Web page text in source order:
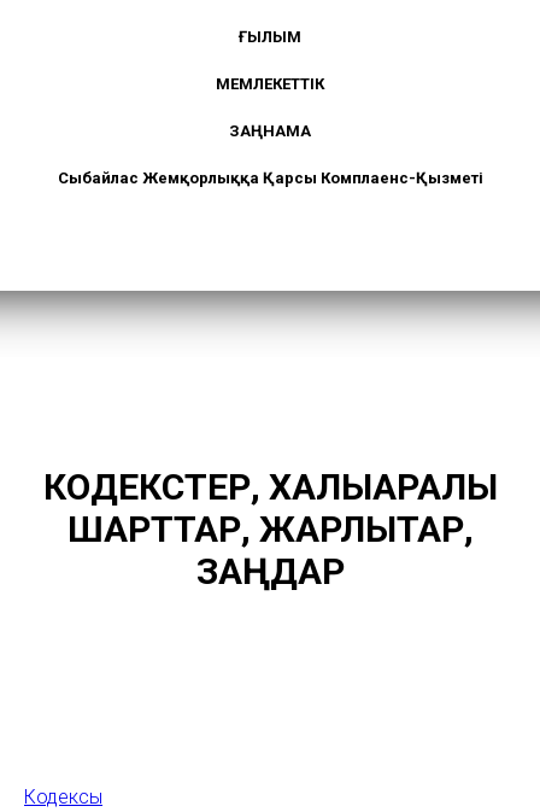
ҒЫЛЫМ
МЕМЛЕКЕТТІК
ЗАҢНАМА
Сыбайлас Жемқорлыққа Қарсы Комплаенс-Қызметі
КОДЕКСТЕР, ХАЛЫҚАРАЛЫҚ
ШАРТТАР, ЖАРЛЫҚТАР,
ЗАҢДАР
Кодексы